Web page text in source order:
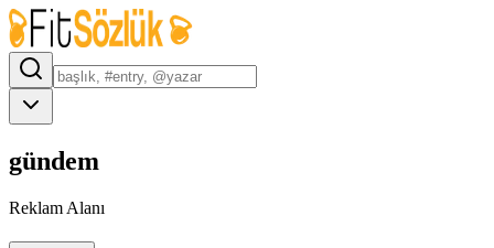
gündem
Reklam Alanı